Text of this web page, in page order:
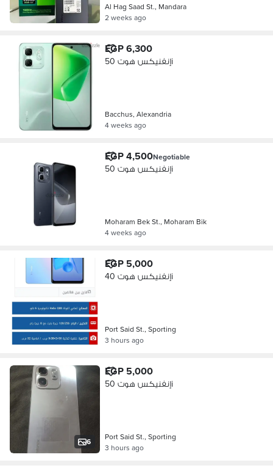
Al Hag Saad St., Mandara
2 weeks ago
EGP 6,300
إنفنيكس هوت 50i
Bacchus, Alexandria
4 weeks ago
EGP 4,500Negotiable
إنفنيكس هوت 50i
Moharam Bek St., Moharam Bik
4 weeks ago
EGP 5,000
إنفنيكس هوت 40i
Port Said St., Sporting
3 hours ago
6
EGP 5,000
إنفنيكس هوت 50i
Port Said St., Sporting
3 hours ago